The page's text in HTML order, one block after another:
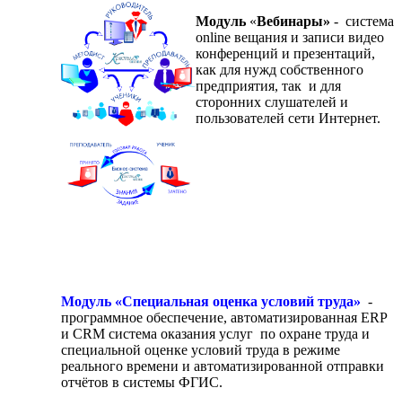
Модуль «Вебинары» - система
online вещания и записи видео
конференций и презентаций,
как для нужд собственного
предприятия, так и для
сторонних слушателей и
пользователей сети Интернет.
Модуль «Специальная оценка условий труда» -
программное обеспечение, автоматизированная ERP
и CRM система оказания услуг по охране труда и
специальной оценке условий труда в режиме
реального времени и автоматизированной отправки
отчётов в системы ФГИС.